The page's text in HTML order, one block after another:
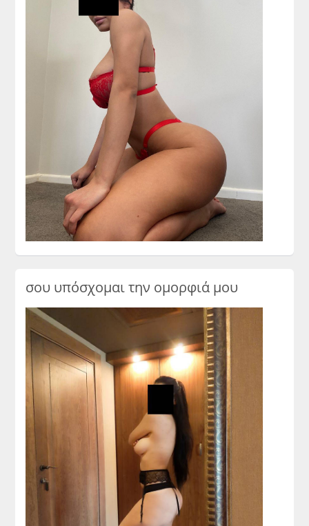
σου υπόσχομαι την ομορφιά μου